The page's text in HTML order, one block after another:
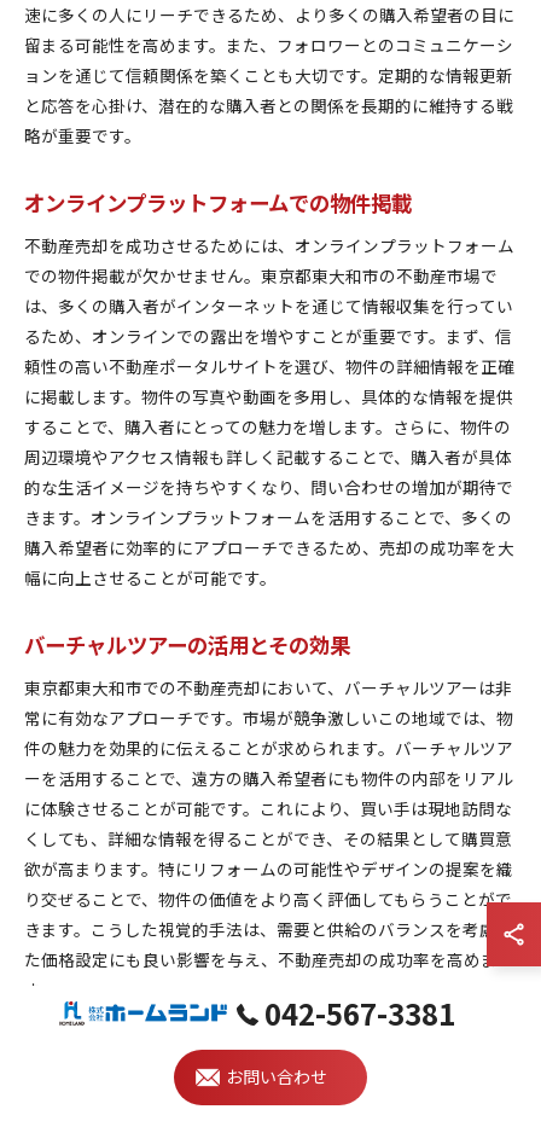
速に多くの人にリーチできるため、より多くの購入希望者の目に
留まる可能性を高めます。また、フォロワーとのコミュニケーシ
ョンを通じて信頼関係を築くことも大切です。定期的な情報更新
と応答を心掛け、潜在的な購入者との関係を長期的に維持する戦
略が重要です。
オンラインプラットフォームでの物件掲載
不動産売却を成功させるためには、オンラインプラットフォーム
での物件掲載が欠かせません。東京都東大和市の不動産市場で
は、多くの購入者がインターネットを通じて情報収集を行ってい
るため、オンラインでの露出を増やすことが重要です。まず、信
頼性の高い不動産ポータルサイトを選び、物件の詳細情報を正確
に掲載します。物件の写真や動画を多用し、具体的な情報を提供
することで、購入者にとっての魅力を増します。さらに、物件の
周辺環境やアクセス情報も詳しく記載することで、購入者が具体
的な生活イメージを持ちやすくなり、問い合わせの増加が期待で
きます。オンラインプラットフォームを活用することで、多くの
購入希望者に効率的にアプローチできるため、売却の成功率を大
幅に向上させることが可能です。
バーチャルツアーの活用とその効果
東京都東大和市での不動産売却において、バーチャルツアーは非
常に有効なアプローチです。市場が競争激しいこの地域では、物
件の魅力を効果的に伝えることが求められます。バーチャルツア
ーを活用することで、遠方の購入希望者にも物件の内部をリアル
に体験させることが可能です。これにより、買い手は現地訪問な
くしても、詳細な情報を得ることができ、その結果として購買意
欲が高まります。特にリフォームの可能性やデザインの提案を織
り交ぜることで、物件の価値をより高く評価してもらうことがで
きます。こうした視覚的手法は、需要と供給のバランスを考慮し
た価格設定にも良い影響を与え、不動産売却の成功率を高めま
す。
デジタル広告でのターゲティング戦略
不動産売却におけるデジタル広告は、東京都東大和市での成功を
042-567-3381
お問い合わせ